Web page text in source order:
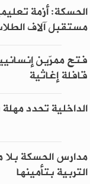
الحسكة: أزمة
مستقبل آلاف
فتح ممرّين
قافلة إغاثية
الداخلية تحدد
مدارس الحسكة بلا
التربية بتأمينها